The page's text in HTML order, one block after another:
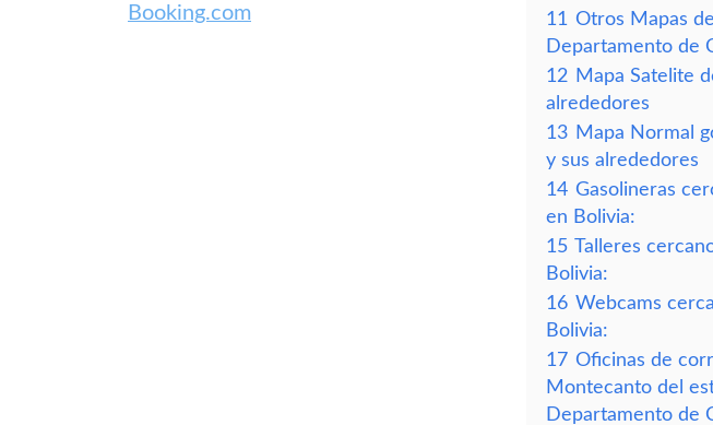
Booking.com
11 Otros Mapas
Departamento de
12 Mapa Satelite
alrededores
13 Mapa Normal
y sus alrededores
14 Gasolineras
en Bolivia:
15 Talleres
Bolivia:
16 Webcams
Bolivia:
17 Oficinas de
Montecanto del
Departamento de